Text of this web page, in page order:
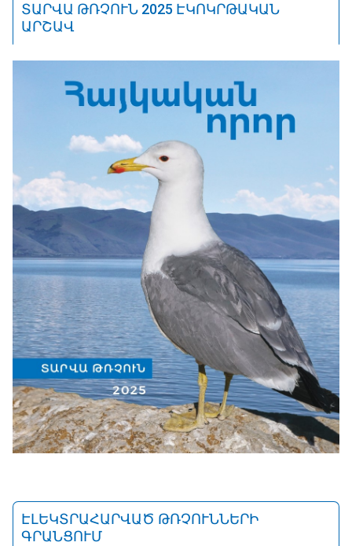
ՏԱՐՎԱ ԹՌՉՈՒՆ 2025 ԷԿՈԿՐԹԱԿԱՆ
ԱՐՇԱՎ
ԷԼԵԿՏՐԱՀԱՐՎԱԾ ԹՌՉՈՒՆՆԵՐԻ
ԳՐԱՆՑՈՒՄ